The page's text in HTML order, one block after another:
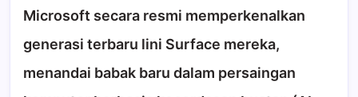
Microsoft secara resmi memperkenalkan
generasi terbaru lini Surface mereka,
menandai babak baru dalam persaingan